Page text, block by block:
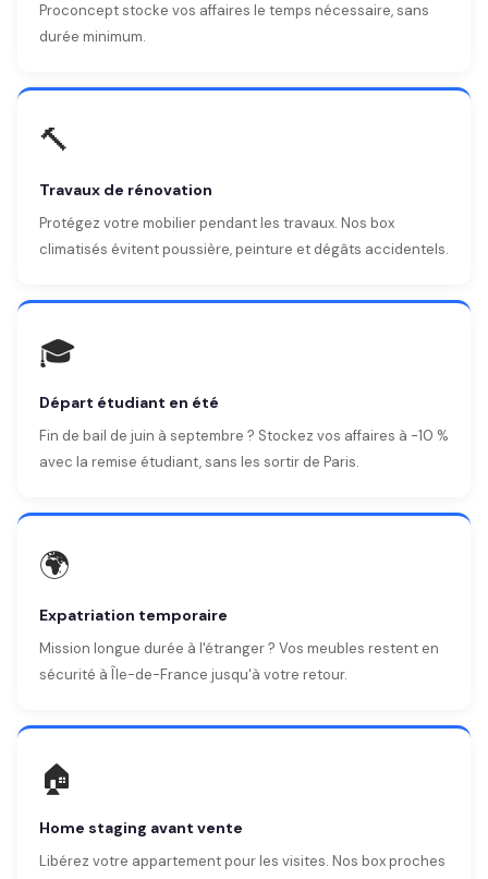
Proconcept stocke vos affaires le temps nécessaire, sans
durée minimum.
🔨
Travaux de rénovation
Protégez votre mobilier pendant les travaux. Nos box
climatisés évitent poussière, peinture et dégâts accidentels.
🎓
Départ étudiant en été
Fin de bail de juin à septembre ? Stockez vos affaires à -10 %
avec la remise étudiant, sans les sortir de Paris.
🌍
Expatriation temporaire
Mission longue durée à l'étranger ? Vos meubles restent en
sécurité à Île-de-France jusqu'à votre retour.
🏠
Home staging avant vente
Libérez votre appartement pour les visites. Nos box proches